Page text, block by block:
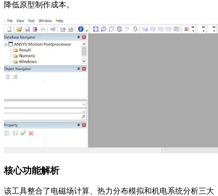
降低原型制作成本。
核心功能解析
该工具整合了电磁场计算、热力分布模拟和机电系统分析三大